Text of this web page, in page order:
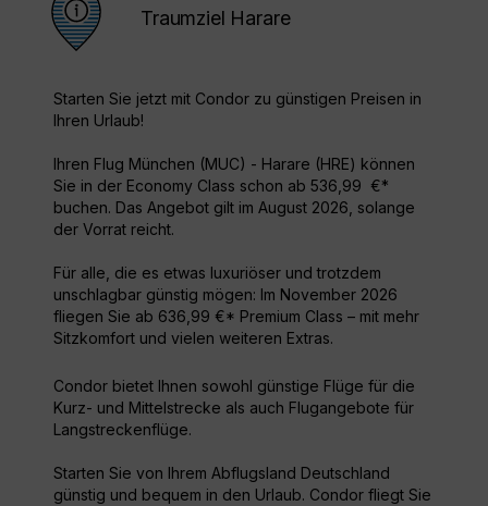
Traumziel Harare
Starten Sie jetzt mit Condor zu günstigen Preisen in
Ihren Urlaub!
Ihren Flug München (MUC) - Harare (HRE) können
Sie in der Economy Class schon ab 536,99 €*
buchen. Das Angebot gilt im August 2026, solange
der Vorrat reicht.
Für alle, die es etwas luxuriöser und trotzdem
unschlagbar günstig mögen: Im November 2026
fliegen Sie ab 636,99 €* Premium Class – mit mehr
Sitzkomfort und vielen weiteren Extras.
Condor bietet Ihnen sowohl günstige Flüge für die
Kurz- und Mittelstrecke als auch Flugangebote für
Langstreckenflüge.
Starten Sie von Ihrem Abflugsland Deutschland
günstig und bequem in den Urlaub. Condor fliegt Sie